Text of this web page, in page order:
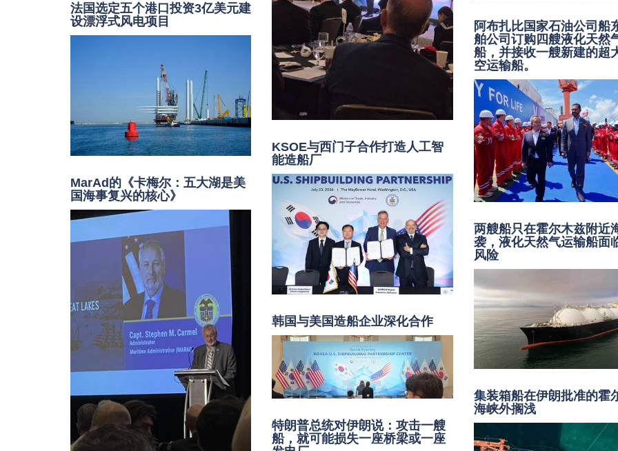
法国选定五个港口投资3亿美元建
设漂浮式风电项目
MarAd的《卡梅尔：五大湖是美
国海事复兴的核心》
KSOE与西门子合作打造人工智
能造船厂
韩国与美国造船企业深化合作
特朗普总统对伊朗说：攻击一艘
船，就可能损失一座桥梁或一座
阿布扎比国家石油公司船
舶公司订购四艘液化天然
船，并接收一艘新建的超
空运输船。
两艘船只在霍尔木兹附近
袭，液化天然气运输船面
风险
集装箱船在伊朗批准的霍
海峡外搁浅